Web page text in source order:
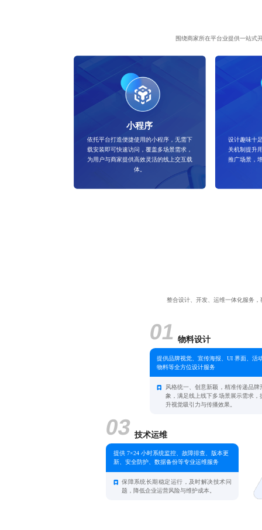
围绕商家所在平台业提供一站式
小程序
依托平台打造便捷使用的小程序，无需下
载安装即可快速访问，覆盖多场景需求，
为用户与商家提供高效灵活的线上交互载
体。
设计趣味十
关机制提升
推广场景，
整合设计、开发、运维一体化服务
01 物料设计
提供品牌视觉、宣传海报、UI 界面、活
物料等全方位设计服务
风格统一、创意新颖，精准传递品牌
象，满足线上线下多场景展示需求，
升视觉吸引力与传播效果。
03 技术运维
提供 7×24 小时系统监控、故障排查、版本更
新、安全防护、数据备份等专业运维服务
保障系统长期稳定运行，及时解决技术问
题，降低企业运营风险与维护成本。